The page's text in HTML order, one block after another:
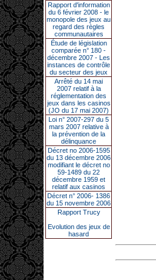
Rapport d'information
du 6 février 2008 - le
monopole des jeux au
regard des règles
communautaires
Étude de législation
comparée n° 180 -
décembre 2007 - Les
instances de contrôle
du secteur des jeux
Arrêté du 14 mai
2007 relatif à la
réglementation des
jeux dans les casinos
(JO du 17 mai 2007)
Loi n° 2007-297 du 5
mars 2007 relative à
la prévention de la
délinquance
Décret no 2006-1595
du 13 décembre 2006
modifiant le décret no
59-1489 du 22
décembre 1959 et
relatif aux casinos
Décret n° 2006- 1386
du 15 novembre 2006
Rapport Trucy
Evolution des jeux de
hasard